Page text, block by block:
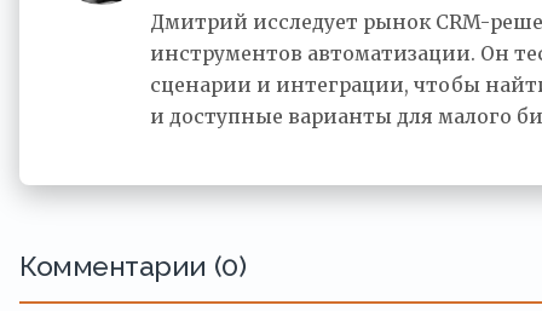
Дмитрий исследует рынок CRM-
инструментов автоматизации. Он
сценарии и интеграции, чтобы
и доступные варианты для малого
Комментарии (0)